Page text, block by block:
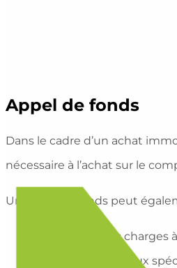
Appel de fonds
Dans le cadre d’un achat
nécessaire à l’achat sur le
Un appel de fonds peut
Provisionner les charges à
Financer des travaux